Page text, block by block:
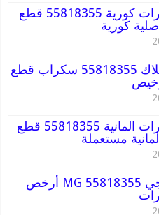
قطع غيار سيارات كورية 55818355 قطع
كورية
قطع غيار كاديلاك 55818355 سكراب قطع
قطع غيار سيارات المانية 55818355 قطع
مستعملة
قطع غيار أم جي MG 55818355 أرخص